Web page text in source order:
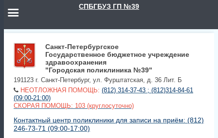
Санкт-Петербургское
Государственное бюджетное учреждение
здравоохранения
"Городская поликлиника №39"
191123 г. Санкт-Петербург, ул. Фурштатская, д. 36 Лит. Б
НЕОТЛОЖНАЯ ПОМОЩЬ: (812) 314-37-43 ; (812)314-84-61
(09:00-21:00)
СКОРАЯ ПОМОЩЬ: 103 (круглосуточно)
Контактный центр поликлиники для записи на приём: (812)
246-73-71 (09:00-17:00)
СПБГБУЗ ГП №39